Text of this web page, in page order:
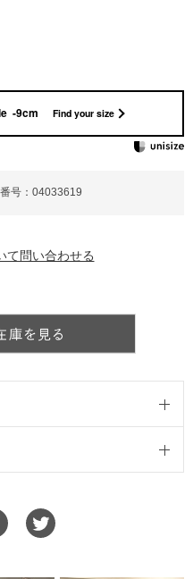
号：04033619
て問い合わせる
-9cm Find your size